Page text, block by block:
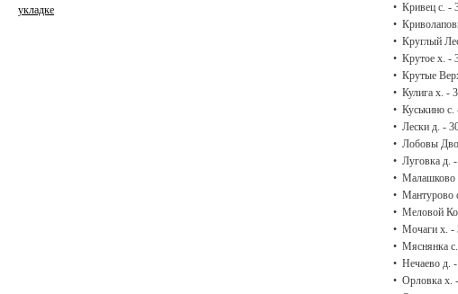
Кривец с. -
Круглый
Крутое х. -
Крутые
Кулига х. -
Куськино
Лески д. -
Лобовы
Луговка д.
Малашково
Мантурово
Меловой
Мочаги х. -
Мяснянка
Нечаево д.
Орловка х.
укладке